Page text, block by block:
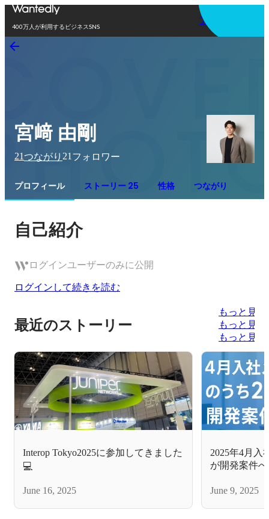
400万人が利用するビジネスSNS
アプリを使う
宮﨑 由剛
21つながり 21 フォロワー
プロフィール ストーリー 25 性格 つながり
自己紹介
ログインユーザーのみに公開
ログインして続きを読む
最近のストーリー
もっと見る
もっと見る
もっと見る
Interop Tokyo2025に参加してきました
💻
June 16, 2025
2025年4月入
が開発案件
June 9, 2025